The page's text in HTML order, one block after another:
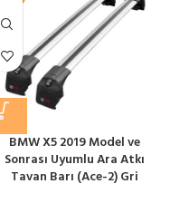
BMW X5 2019 Model ve
Sonrası Uyumlu Ara Atkı
Tavan Barı (Ace-2) Gri